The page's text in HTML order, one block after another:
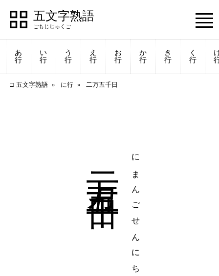
五文字熟語
あ
行
い
行
う
行
え
行
お
行
か
行
き
行
く
行
五文字熟語 に行 二万五千日
にまんごせんにち
二万五千日